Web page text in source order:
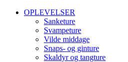
OPLEVELSER
Sanketure
Svampeture
Vilde middage
Snaps- og ginture
Skaldyr og tangture